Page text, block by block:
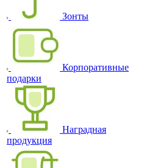
Зонты
Корпоративные
подарки
Наградная
продукция